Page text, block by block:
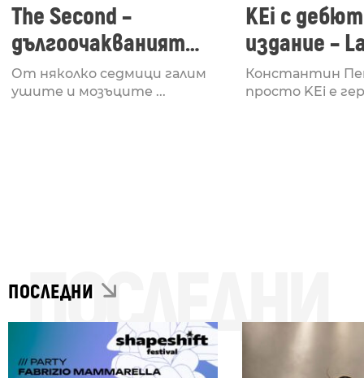
The Second –
дългоочакваният
втори албум на scav
излезе за Mahorka
От няколко седмици галим
ушите и мозъците ...
KEi с
издание –
Time
Константин
просто KEi е
ПОСЛЕДНИ
ПОСЛЕДНИ